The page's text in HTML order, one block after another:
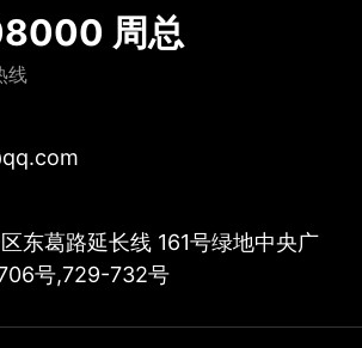
周总
线
东葛路延长线 161号绿地中央广
号,729-732号